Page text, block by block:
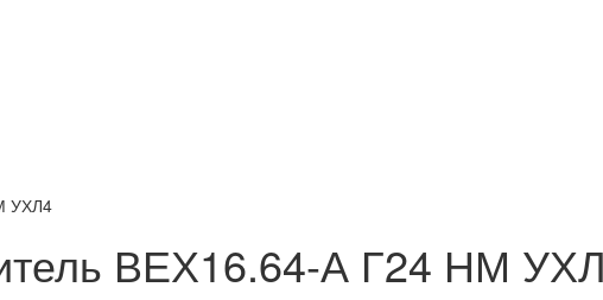
УХЛ4
ВЕХ16.64-А Г24 НМ